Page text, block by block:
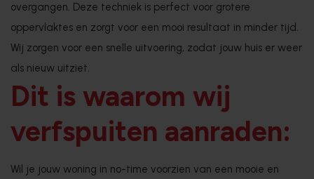
overgangen. Deze techniek is perfect voor grotere
oppervlaktes en zorgt voor een mooi resultaat in minder tijd.
Wij zorgen voor een snelle uitvoering, zodat jouw huis er weer
als nieuw uitziet.
Dit is waarom wij
verfspuiten aanraden:
Wil je jouw woning in no-time voorzien van een mooie en